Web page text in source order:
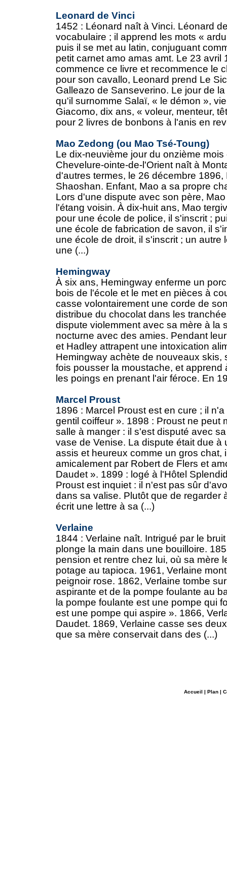
Leonard de Vinci
1452 : Léonard naît à Vinci. Léonard
vocabulaire ; il apprend les mots «
puis il se met au latin, conjuguant
petit carnet amo amas amt. Le 23 avril
commence ce livre et recommence le
pour son cavallo, Leonard prend Le
Galleazo de Sanseverino. Le jour de
qu'il surnomme Salaï, « le démon »,
Giacomo, dix ans, « voleur, menteur,
pour 2 livres de bonbons à l'anis en
Mao Zedong (ou Mao Tsé-Toung)
Le dix-neuvième jour du onzième
Chevelure-ointe-de-l'Orient naît à
d'autres termes, le 26 décembre
Shaoshan. Enfant, Mao a sa propre
Lors d'une dispute avec son père,
l'étang voisin. À dix-huit ans, Mao
pour une école de police, il s'inscrit ;
une école de fabrication de savon, il
une école de droit, il s'inscrit ; un autre
une (...)
Hemingway
À six ans, Hemingway enferme un
bois de l'école et le met en pièces à
casse volontairement une corde de
distribue du chocolat dans les
dispute violemment avec sa mère à la
nocturne avec des amies. Pendant
et Hadley attrapent une intoxication
Hemingway achète de nouveaux skis,
fois pousser la moustache, et apprend
les poings en prenant l'air féroce. En
Marcel Proust
1896 : Marcel Proust est en cure ; il
gentil coiffeur ». 1898 : Proust ne peut
salle à manger : il s'est disputé avec
vase de Venise. La dispute était due à
assis et heureux comme un gros chat,
amicalement par Robert de Flers et
Daudet ». 1899 : logé à l'Hôtel
Proust est inquiet : il n'est pas sûr
dans sa valise. Plutôt que de regarder
écrit une lettre à sa (...)
Verlaine
1844 : Verlaine naît. Intrigué par le
plonge la main dans une bouilloire.
pension et rentre chez lui, où sa mère
potage au tapioca. 1961, Verlaine
peignoir rose. 1862, Verlaine tombe
aspirante et de la pompe foulante au
la pompe foulante est une pompe qui
est une pompe qui aspire ». 1866,
Daudet. 1869, Verlaine casse ses
que sa mère conservait dans des (...)
Accueil | Plan|